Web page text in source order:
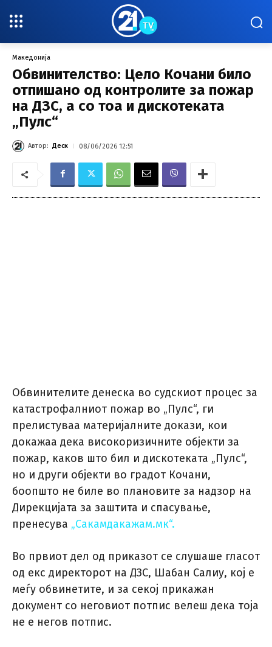
Македонија
Обвинителство: Цело Кочани било
отпишано од контролите за пожар
на ДЗС, а со тоа и дискотеката
„Пулс“
Автор: Деск 08/06/2026 12:51
Обвинителите денеска во судскиот процес за
катастрофалниот пожар во „Пулс“, ги
прелистуваа материјалните докази, кои
докажаа дека високоризичните објекти за
пожар, каков што бил и дискотеката „Пулс“,
но и други објекти во градот Кочани,
боопшто не биле во плановите за надзор на
Дирекцијата за заштита и спасување,
пренесува „Сакамдакажам.мк“.
Во првиот дел од приказот се слушаше гласот
од екс директорот на ДЗС, Шабан Салиу, кој е
меѓу обвинетите, и за секој прикажан
документ со неговиот потпис велеш дека тоја
не е негов потпис.